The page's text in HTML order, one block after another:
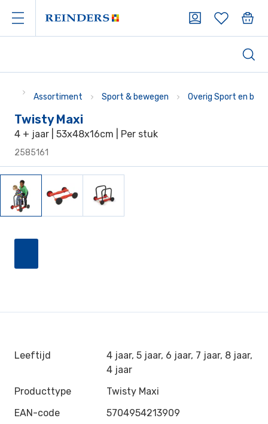
Assortiment Sport & bewegen Overig Sport en
Twisty Maxi
4 + jaar | 53x48x16cm | Per stuk
2585161
Leeftijd
4 jaar, 5 jaar, 6 jaar, 7 jaar, 8 jaar,
4 jaar
Producttype
Twisty Maxi
EAN-code
5704954213909